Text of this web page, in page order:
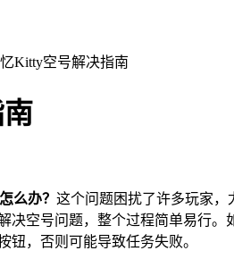
Kitty空号解决指南
么办？ 这个问题困扰了许多玩家，
决空号问题，整个过程简单易行
钮，否则可能导致任务失败。